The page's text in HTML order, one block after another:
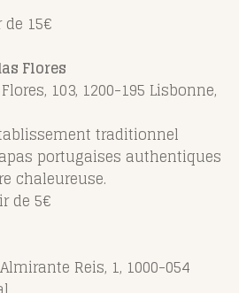
15€
Flores
103, 1200-195 Lisbonne,
traditionnel
portugaises authentiques
chaleureuse.
de 5€
Reis, 1, 1000-054